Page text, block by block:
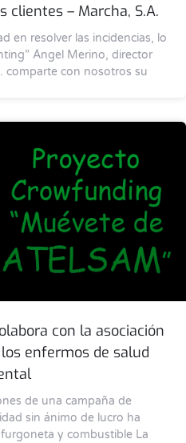
clientes – Marcha, S.A.
en resolver las incidencias, lo
Ángel Merino, director
comparte con nosotros su
con la asociación
enfermos de salud
de una campaña de
sin ánimo de lucro ha
y combustible La